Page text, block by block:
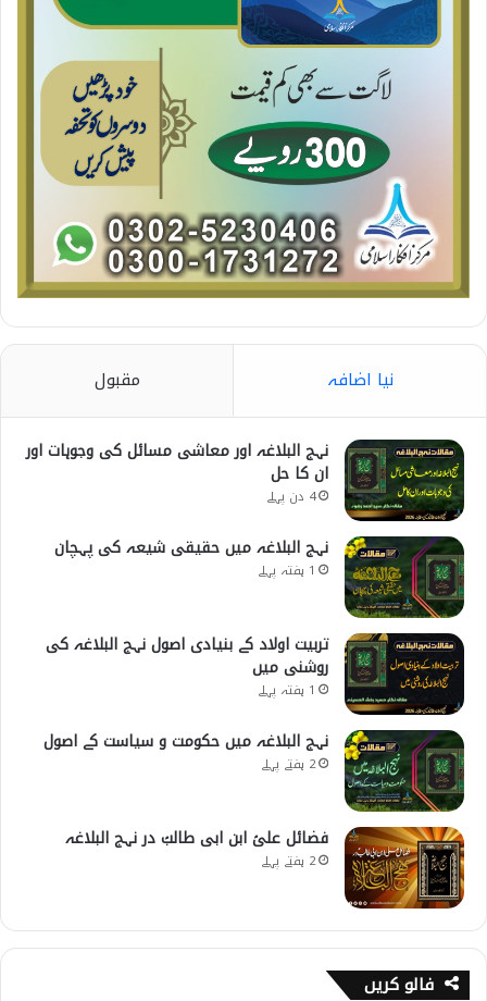
نیا اضافہ مقبول
نہج البلاغہ اور معاشی مسائل کی وجوہات اور
ان کا حل
4 دن پہلے
نہج البلاغہ میں حقیقی شیعہ کی پہچان
1 ہفتہ پہلے
تربیت اولاد کے بنیادی اصول نہج البلاغہ کی
روشنی میں
1 ہفتہ پہلے
نہج البلاغہ میں حکومت و سیاست کے اصول
2 ہفتے پہلے
فضائل علیؑ ابن ابی طالبؑ در نہج البلاغہ
2 ہفتے پہلے
فالو کریں